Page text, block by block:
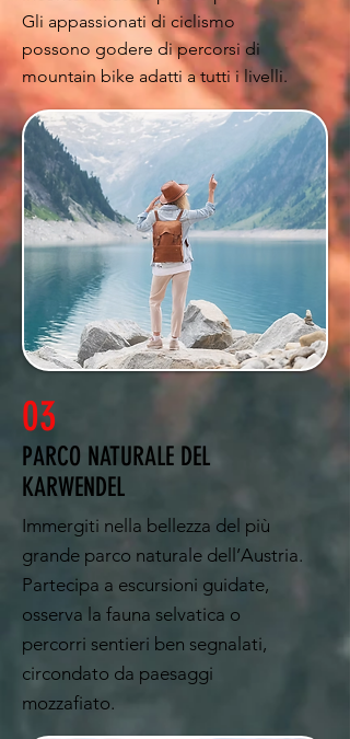
PARCO NATURALE DEL
KARWENDEL
Immergiti nella bellezza del più
grande parco naturale dell’Austria.
Partecipa a escursioni guidate,
osserva la fauna selvatica o
percorri sentieri ben segnalati,
circondato da paesaggi
mozzafiato.
Gli appassionati di ciclismo
possono godere di percorsi di
mountain bike adatti a tutti i livelli.
03